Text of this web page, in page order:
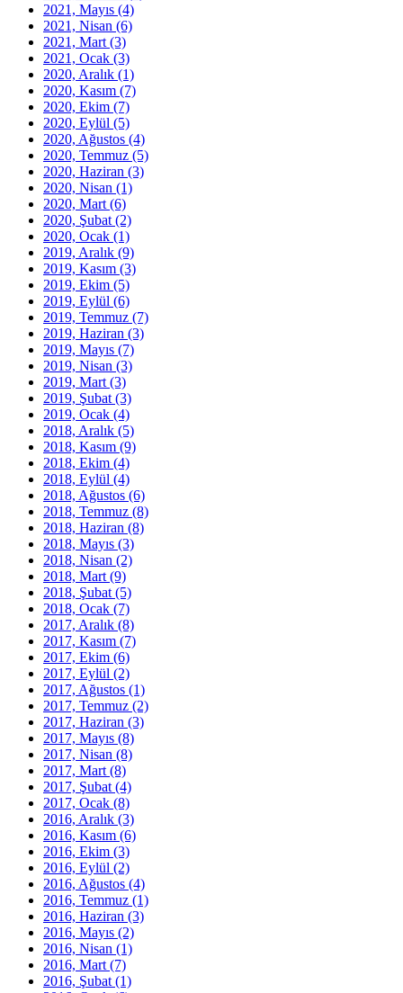
2021, Mayıs (4)
2021, Nisan (6)
2021, Mart (3)
2021, Ocak (3)
2020, Aralık (1)
2020, Kasım (7)
2020, Ekim (7)
2020, Eylül (5)
2020, Ağustos (4)
2020, Temmuz (5)
2020, Haziran (3)
2020, Nisan (1)
2020, Mart (6)
2020, Şubat (2)
2020, Ocak (1)
2019, Aralık (9)
2019, Kasım (3)
2019, Ekim (5)
2019, Eylül (6)
2019, Temmuz (7)
2019, Haziran (3)
2019, Mayıs (7)
2019, Nisan (3)
2019, Mart (3)
2019, Şubat (3)
2019, Ocak (4)
2018, Aralık (5)
2018, Kasım (9)
2018, Ekim (4)
2018, Eylül (4)
2018, Ağustos (6)
2018, Temmuz (8)
2018, Haziran (8)
2018, Mayıs (3)
2018, Nisan (2)
2018, Mart (9)
2018, Şubat (5)
2018, Ocak (7)
2017, Aralık (8)
2017, Kasım (7)
2017, Ekim (6)
2017, Eylül (2)
2017, Ağustos (1)
2017, Temmuz (2)
2017, Haziran (3)
2017, Mayıs (8)
2017, Nisan (8)
2017, Mart (8)
2017, Şubat (4)
2017, Ocak (8)
2016, Aralık (3)
2016, Kasım (6)
2016, Ekim (3)
2016, Eylül (2)
2016, Ağustos (4)
2016, Temmuz (1)
2016, Haziran (3)
2016, Mayıs (2)
2016, Nisan (1)
2016, Mart (7)
2016, Şubat (1)